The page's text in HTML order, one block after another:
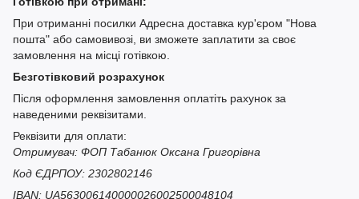
При отриманні посилки Адресна доставка кур'єром "Нова
пошта" або самовивозі, ви зможете заплатити за своє
замовлення на місці готівкою.
Безготівковий розрахунок
Після оформлення замовлення оплатіть рахунок за
наведеними реквізитами.
Реквізити для оплати:
Отримувач: ФОП Табанюк Оксана Григорівна
Код ЄДРПОУ: 2302802146
IBAN: UA563006140000026002500048104